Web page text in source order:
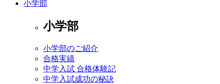
小学部
小学部
小学部のご紹介
合格実績
中学入試 合格体験記
中学入試成功の秘訣